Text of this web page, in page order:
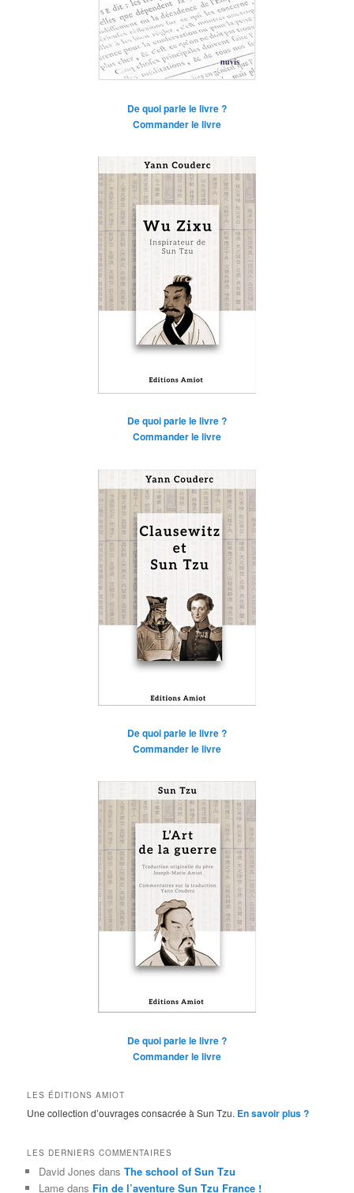
De quoi parle le livre ?
Commander le livre
De quoi parle le livre ?
Commander le livre
De quoi parle le livre ?
Commander le livre
De quoi parle le livre ?
Commander le livre
LES ÉDITIONS AMIOT
Une collection d’ouvrages consacrée à Sun Tzu. En savoir plus ?
LES DERNIERS COMMENTAIRES
David Jones dansThe school of Sun Tzu
Lame dans Fin de l’aventure Sun Tzu France !